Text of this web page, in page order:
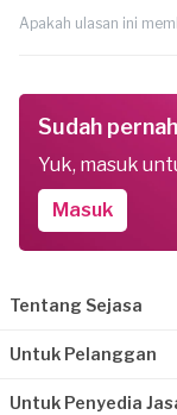
Apakah ulasan ini
Sudah
Yuk, masuk
Masuk
Tentang Sejasa
Untuk Pelanggan
Untuk Penyedia